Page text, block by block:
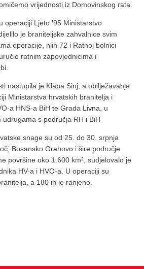
vrijednosti iz Domovinskog rata.
operaciji Ljeto ’95 Ministarstvo
je braniteljske zahvalnice svim
operacije, njih 72 i Ratnoj bolnici
ratnim zapovjednicima i
nastupila je Klapa Sinj, a obilježavanje
Ministarstva hrvatskih branitelja i
a HNS-a BiH te Grada Livna, u
s područja RH i BiH
snage su od 25. do 30. srpnja
Bosansko Grahovo i šire područje
površine oko 1.600 km², sudjelovalo je
HV-a i HVO-a. U operaciji su
a 180 ih je ranjeno.